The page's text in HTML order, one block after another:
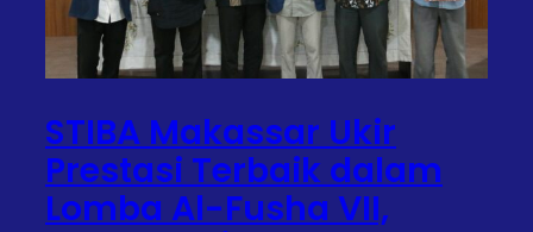
STIBA Makassar Ukir
Prestasi Terbaik dalam
Lomba Al-Fusha VII,